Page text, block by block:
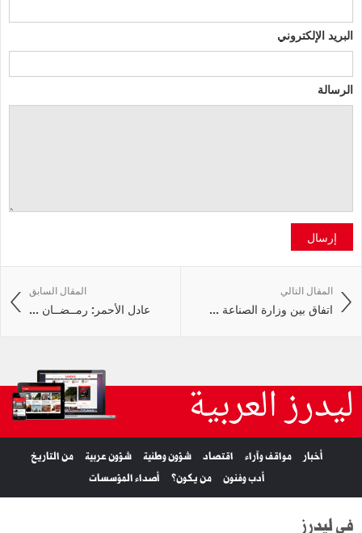
البريد الإلكتروني
الرسالة
إرسال
المقال السابق
عادل الأحمر: رمــضــان ...
المقال التالي
اتفاق بين وزارة الصناعة ...
ليدرز العربية
أخبار مواقف وآراء اقتصاد شؤون وطنية شؤون عربية
من التاريخ
أدب وفنون
من يكون؟ أصداء المؤسسات
في ليدرز